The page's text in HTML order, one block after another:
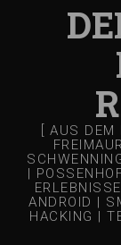
[ AUS
|
ANDROID |
HACKING |